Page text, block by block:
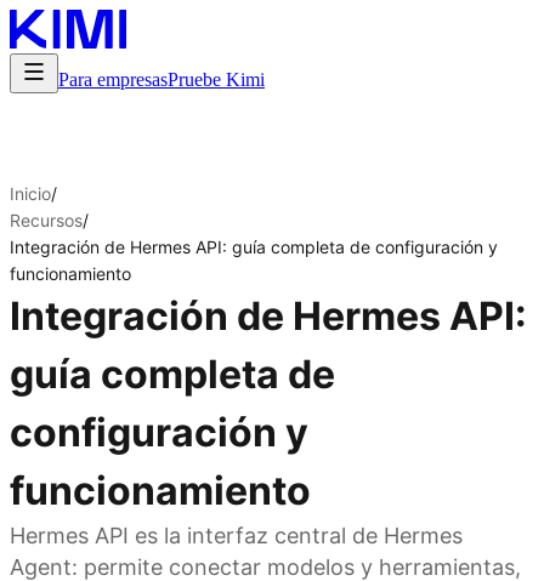
Para empresasPruebe Kimi
Inicio/
Recursos/
Integración de Hermes API: guía completa de configuración y
funcionamiento
Integración de Hermes API:
guía completa de
configuración y
funcionamiento
Hermes API es la interfaz central de Hermes
Agent: permite conectar modelos y herramientas,